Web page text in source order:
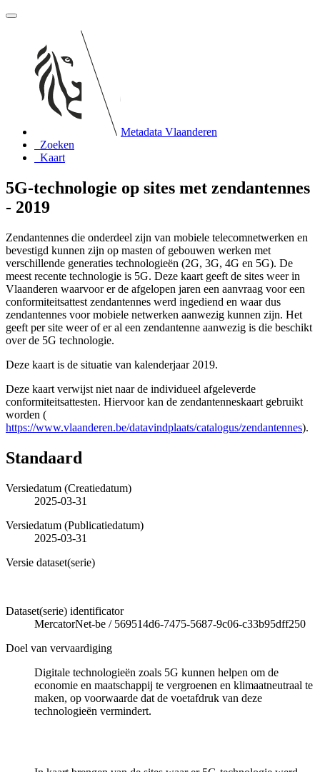
Metadata Vlaanderen
Zoeken
Kaart
5G-technologie op sites met zendantennes
- 2019
Zendantennes die onderdeel zijn van mobiele telecomnetwerken en
bevestigd kunnen zijn op masten of gebouwen werken met
verschillende generaties technologieën (2G, 3G, 4G en 5G). De
meest recente technologie is 5G. Deze kaart geeft de sites weer in
Vlaanderen waarvoor er de afgelopen jaren een aanvraag voor een
conformiteitsattest zendantennes werd ingediend en waar dus
zendantennes voor mobiele netwerken aanwezig kunnen zijn. Het
geeft per site weer of er al een zendantenne aanwezig is die beschikt
over de 5G technologie.
Deze kaart is de situatie van kalenderjaar 2019.
Deze kaart verwijst niet naar de individueel afgeleverde
conformiteitsattesten. Hiervoor kan de zendantenneskaart gebruikt
worden (
https://www.vlaanderen.be/datavindplaats/catalogus/zendantennes).
Standaard
Versiedatum (Creatiedatum)
2025-03-31
Versiedatum (Publicatiedatum)
2025-03-31
Versie dataset(serie)
Dataset(serie) identificator
MercatorNet-be / 569514d6-7475-5687-9c06-c33b95dff250
Doel van vervaardiging
Digitale technologieën zoals 5G kunnen helpen om de
economie en maatschappij te vergroenen en klimaatneutraal te
maken, op voorwaarde dat de voetafdruk van deze
technologieën vermindert.